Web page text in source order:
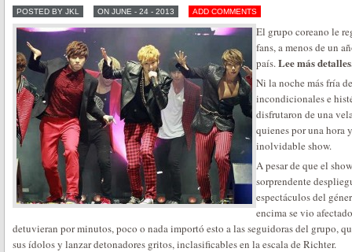
POSTED BY JKL ON JUNE - 24 - 2013 ADD COMMENTS
El grupo coreano le
fans, a menos de un
país.Lee más
Ni la noche más fría
incondicionales e
disfrutaron de una
quienes por una hora
inolvidable show.
A pesar de que el
sorprendente
espectáculos del
encima se vio
detuvieran por minutos, poco o nada importó esto a las seguidoras del grupo,
sus ídolos y lanzar detonadores gritos, inclasificables en la escala de Richter.